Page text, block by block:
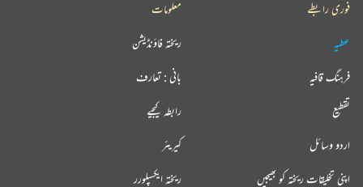
فوری رابطے
عطیہ
فرہنگ قافیہ
تقطیع
اردو وسائل
اپنی تخلیقات ریختہ کو بھیجیں
معلومات
ریختہ فاؤنڈیشن
بانی : تعارف
رابطہ کیجیے
کیریئر
ریختہ ایکسپلورر